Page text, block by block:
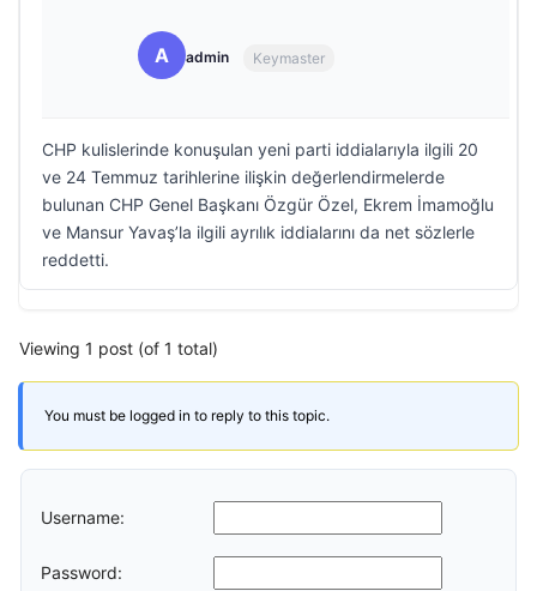
A admin Keymaster
CHP kulislerinde konuşulan yeni parti iddialarıyla ilgili 20
ve 24 Temmuz tarihlerine ilişkin değerlendirmelerde
bulunan CHP Genel Başkanı Özgür Özel, Ekrem İmamoğlu
ve Mansur Yavaş’la ilgili ayrılık iddialarını da net sözlerle
reddetti.
Viewing 1 post (of 1 total)
You must be logged in to reply to this topic.
Username:
Password: